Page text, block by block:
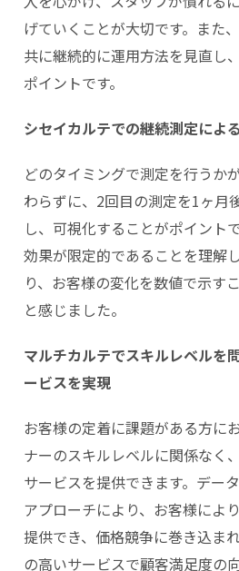
げていくことが大切です。また
共に継続的に運用方法を見直し
ポイントです。
シセイカルテでの継続測定によ
どのタイミングで測定を行うか
わらずに、2回目の測定を1ヶ月
し、可視化することがポイント
効果が限定的であることを理解
り、お客様の変化を数値で示す
と感じました。
マルチカルテでスキルレベルを
ービスを実現
お客様の定着に課題がある方に
ナーのスキルレベルに関係なく
サービスを提供できます。デー
アプローチにより、お客様によ
提供でき、価格競争に巻き込ま
の高いサービスで顧客満足度の